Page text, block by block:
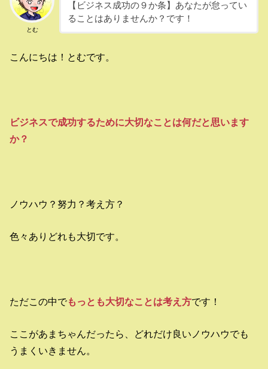
とむ
【ビジネス成功の９か条】あなたが怠ってい
ることはありませんか？です！
こんにちは！とむです。
ビジネスで成功するために大切なことは何だと思います
か？
ノウハウ？努力？考え方？
色々ありどれも大切です。
ただこの中でもっとも大切なことは考え方です！
ここがあまちゃんだったら、どれだけ良いノウハウでも
うまくいきません。